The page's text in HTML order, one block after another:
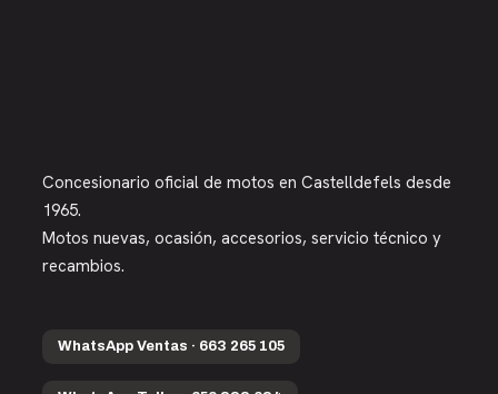
Concesionario oficial de motos en Castelldefels desde
1965.
Motos nuevas, ocasión, accesorios, servicio técnico y
recambios.
WhatsApp Ventas · 663 265 105